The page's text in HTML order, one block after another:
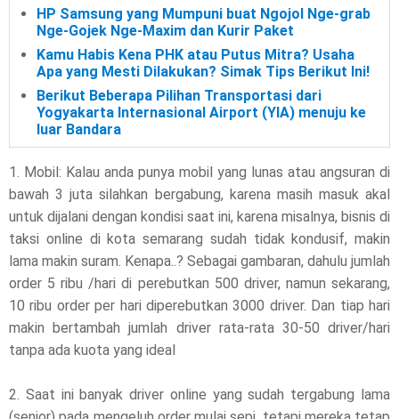
HP Samsung yang Mumpuni buat Ngojol Nge-grab
Nge-Gojek Nge-Maxim dan Kurir Paket
Kamu Habis Kena PHK atau Putus Mitra? Usaha
Apa yang Mesti Dilakukan? Simak Tips Berikut Ini!
Berikut Beberapa Pilihan Transportasi dari
Yogyakarta Internasional Airport (YIA) menuju ke
luar Bandara
1. Mobil: Kalau anda punya mobil yang lunas atau angsuran di
bawah 3 juta silahkan bergabung, karena masih masuk akal
untuk dijalani dengan kondisi saat ini, karena misalnya, bisnis di
taksi online di kota semarang sudah tidak kondusif, makin
lama makin suram. Kenapa..? Sebagai gambaran, dahulu jumlah
order 5 ribu /hari di perebutkan 500 driver, namun sekarang,
10 ribu order per hari diperebutkan 3000 driver. Dan tiap hari
makin bertambah jumlah driver rata-rata 30-50 driver/hari
tanpa ada kuota yang ideal
2. Saat ini banyak driver online yang sudah tergabung lama